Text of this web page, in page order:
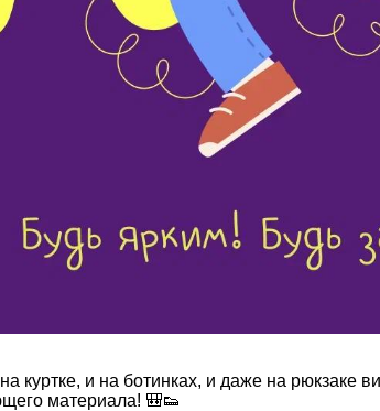
куртке, и на ботинках, и даже на рюкзаке
материала! 🎒👟